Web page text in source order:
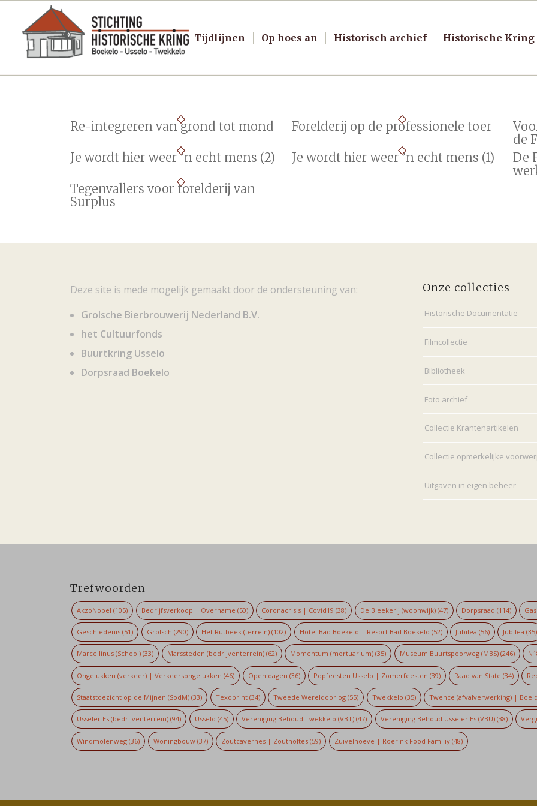
Tijdlijnen Op hoes an Historisch archief Historische Kring
Re-integreren van grond tot mond Forelderij op de professionele toer
de
Je wordt hier weer ’n echt mens (2)
Je wordt hier weer ’n echt mens (1)
De
Tegenvallers voor forelderij van
Surplus
Deze site is mede mogelijk gemaakt door de ondersteuning van:
Grolsche Bierbrouwerij Nederland B.V.
het Cultuurfonds
Buurtkring Usselo
Dorpsraad Boekelo
Onze collecties
Historische Documentatie
Filmcollectie
Bibliotheek
Foto archief
Collectie Krantenartikelen
Collectie opmerkelijke
Uitgaven in eigen beheer
Trefwoorden
AkzoNobel (105) Bedrijfsverkoop | Overname (50) Coronacrisis | Covid19 (38) De Bleekerij (woonwijk)(47) Dorpsraad (114)
Geschiedenis (51) Grolsch (290) Het Rutbeek (terrein) (102) Hotel Bad Boekelo | Resort Bad Boekelo (52) Jubilea (56) Jubilea (35)
Marcellinus (School) (33) Marssteden (bedrijventerrein)(62) Momentum (mortuarium) (35) Museum Buurtspoorweg (MBS)(246)
Ongelukken (verkeer) | Verkeersongelukken (46) Open dagen (36) Popfeesten Usselo | Zomerfeesten (39) Raad van State (34)
Staatstoezicht op de Mijnen (SodM) (33) Texoprint(34) Tweede Wereldoorlog (55) Twekkelo (35) Twence (afvalverwerking) |
Usseler Es (bedrijventerrein) (94) Usselo (45) Vereniging Behoud Twekkelo (VBT) (47) Vereniging Behoud Usseler Es (VBU)(38)
Windmolenweg (36) Woningbouw(37) Zoutcavernes | Zoutholtes (59) Zuivelhoeve | Roerink Food Familiy(48)